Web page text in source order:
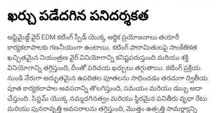
ఖర్చు పడేదగిన పనిదర్శకత
ఆప్టిమైజ్డ్ వైర్ EDM కటింగ్ స్పీడ్ యొక్క ఆర్థిక ప్రయోజనాలు తయారీ
కార్యకలాపాలకు గణనీయంగా ఉంటాయి. కటింగ్ పారామితులపై సాంకేతికత
ఖచ్చితమైన నియంత్రణ వైర్ వినియోగాన్ని కనిష్టపరుస్తుంది మరియు శక్తి
వినియోగాన్ని తగ్గిస్తుంది, దీంతో పరిచయ ఖర్చులు తగ్గుతాయి. కటింగ్ ప్రక్రియ
నుండి నేరుగా అద్భుతమైన ఉపరితల పూతలను సాధించడం తరచుగా ద్వితీయ
పూత కార్యకలాపాల అవసరాన్ని తొలగిస్తుంది, సమయం మరియు డబ్బు ఆదా
చేస్తుంది. సిస్టమ్ యొక్క నమ్మదగినత్వం మరియు స్థిరమైన పనితీరు వృథా రేటు
మరియు పునరావృత్తి అవసరాలను తగ్గిస్తుంది, మొత్తం ఉత్పత్తి సామర్థ్యాన్ని